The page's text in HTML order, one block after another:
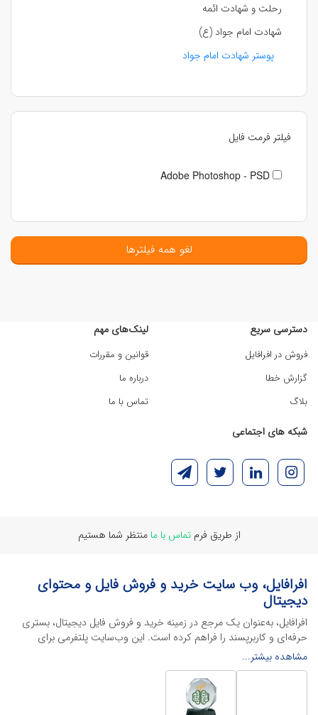
رحلت و شهادت ائمه
شهادت امام جواد (ع)
پوستر شهادت امام جواد
فیلتر فرمت فایل
Adobe Photoshop - PSD
لغو همه فیلترها
دسترسی سریع
فروش در افرافایل
گزارش خطا
بلاگ
لینک‌های مهم
قوانین و مقررات
درباره ما
تماس با ما
شبکه های اجتماعی
از طریق فرمتماس با ما منتظر شما هستیم
افرافایل، وب سایت خرید و فروش فایل و محتوای
دیجیتال
افرافایل، به‌عنوان یک مرجع در زمینه خرید و فروش فایل دیجیتال، بستری
حرفه‌ای و کاربرپسند را فراهم کرده است. این وب‌سایت‌ پلتفرمی برای
طراحان، دانشجویان و فریلنسرها ایجاد می‌کند تا به راحتی محصولات
دیجیتال خود را به فروش رسانده یا از محتواهایی باکیفیت برای پیشبرد
اهدافشان استفاده کنند.
این سایت با ارائه تنوع گسترده‌ای از محصولات دیجیتال از انواع فایل های
مشاهده بیشتر...